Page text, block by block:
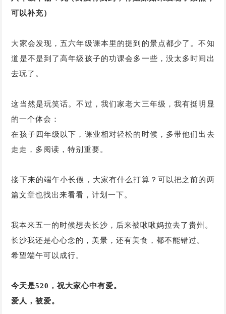
可以补充）
大家会发现，五六年级课本里的提到的景点都少了。不知
道是不是到了高年级孩子的功课会多一些，没太多时间出
去玩了。
这当然是玩笑话。不过，我们家老大三年级，我有挺明显
的一个体会：
在孩子四年级以下，课业相对轻松的时候，多带他们出去
走走，多阅读，特别重要。
接下来的端午小长假，大家有什么打算？可以把之前的两
篇文章也找出来看看，计划一下。
我本来五一的时候想去长沙，后来被啾啾妈拉去了贵州。
长沙我还是心心念的，美景，还有美食，都不能错过。
希望端午可以成行。
今天是520，祝大家心中有爱。
爱人，被爱。